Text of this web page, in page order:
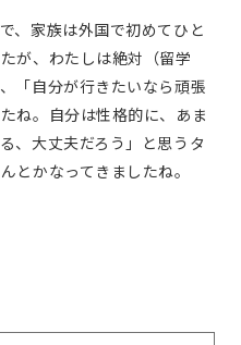
、家族は外国で初めてひと
が、わたしは絶対（留学
「自分が行きたいなら頑張
ね。自分は性格的に、あま
、大丈夫だろう」と思うタ
とかなってきましたね。